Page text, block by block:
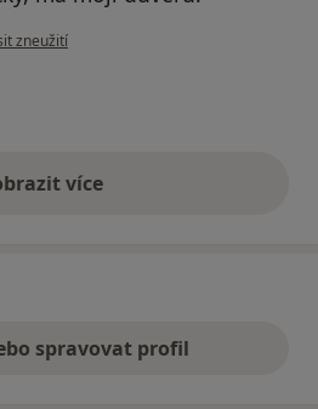
uživatele Váš účet byl odstraněn
zneužití
více
výše uvedené názory
spravovat profil